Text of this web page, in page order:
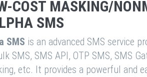
COST MASKING/
SMS
SMS is an advanced SMS service
SMS, SMS API, OTP SMS, SMS
etc. It provides a powerful and